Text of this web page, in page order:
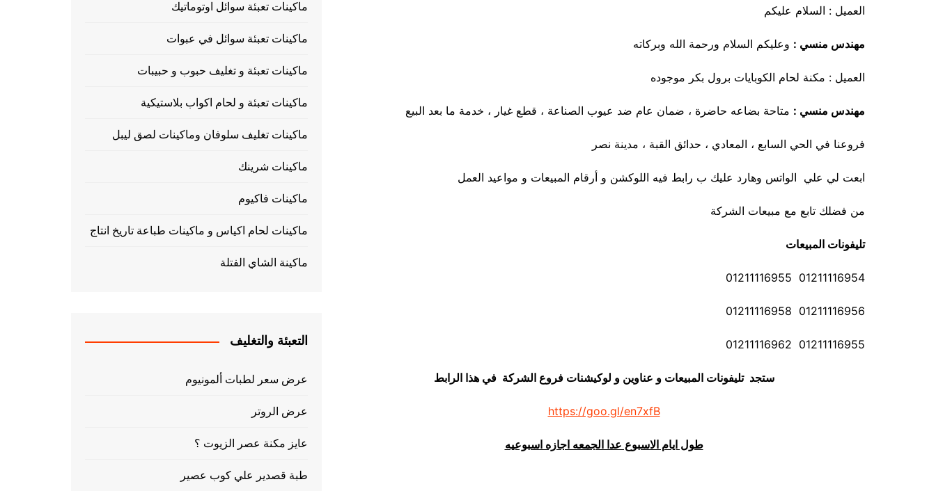
العميل : السلام عليكم
مهندس منسي : وعليكم السلام ورحمة الله وبركاته
العميل : مكنة لحام الكوبايات برول بكر موجوده
مهندس منسي : متاحة بضاعه حاضرة ، ضمان عام ضد عيوب الصناعة ، قطع غيار ، خدمة ما بعد البيع
فروعنا في الحي السابع ، المعادي ، حدائق القبة ، مدينة نصر
ابعت لي علي الواتس وهارد عليك ب رابط فيه اللوكشن و أرقام المبيعات و مواعيد العمل
من فضلك تابع مع مبيعات الشركة
تليفونات المبيعات
01211116954 01211116955
01211116956 01211116958
01211116955 01211116962
ستجد تليفونات المبيعات و عناوين و لوكيشنات فروع الشركة في هذا الرابط
https://goo.gl/en7xfB
طول ايام الاسبوع عدا الجمعه اجازه اسبوعيه
ماكينات تعبئة سوائل اوتوماتيك
ماكينات تعبئة سوائل في عبوات
ماكينات تعبئة و تغليف حبوب و حبيبات
ماكينات تعبئة و لحام اكواب بلاستيكية
ماكينات تغليف سلوفان وماكينات لصق ليبل
ماكينات شرينك
ماكينات فاكيوم
ماكينات لحام اكياس و ماكينات طباعة تاريخ انتاج
ماكينة الشاي الفتلة
التعبئة والتغليف
عرض سعر لطبات ألمونيوم
عرض الروتر
عايز مكنة عصر الزيوت ؟
طبة قصدير علي كوب عصير